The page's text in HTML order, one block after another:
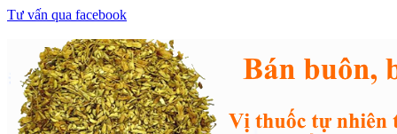
Tư vấn qua facebook